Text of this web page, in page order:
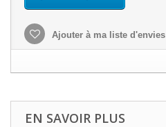
Ajouter à ma liste d'envies
EN SAVOIR PLUS